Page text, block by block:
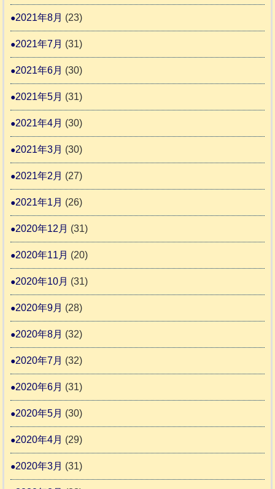
2021年8月 (23)
2021年7月 (31)
2021年6月 (30)
2021年5月 (31)
2021年4月 (30)
2021年3月 (30)
2021年2月 (27)
2021年1月 (26)
2020年12月 (31)
2020年11月 (20)
2020年10月 (31)
2020年9月 (28)
2020年8月 (32)
2020年7月 (32)
2020年6月 (31)
2020年5月 (30)
2020年4月 (29)
2020年3月 (31)